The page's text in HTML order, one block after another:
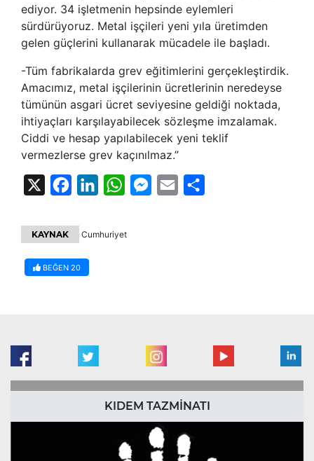
ediyor. 34 işletmenin hepsinde eylemleri
sürdürüyoruz. Metal işçileri yeni yıla üretimden
gelen güçlerini kullanarak mücadele ile başladı.
-Tüm fabrikalarda grev eğitimlerini gerçekleştirdik.
Amacımız, metal işçilerinin ücretlerinin neredeyse
tümünün asgari ücret seviyesine geldiği noktada,
ihtiyaçları karşılayabilecek sözleşme imzalamak.
Ciddi ve hesap yapılabilecek yeni teklif
vermezlerse grev kaçınılmaz.”
FacebookLinkedInWhatsAppMessenger
Email
KAYNAK Cumhuriyet
BEĞEN 20
KIDEM TAZMİNATI